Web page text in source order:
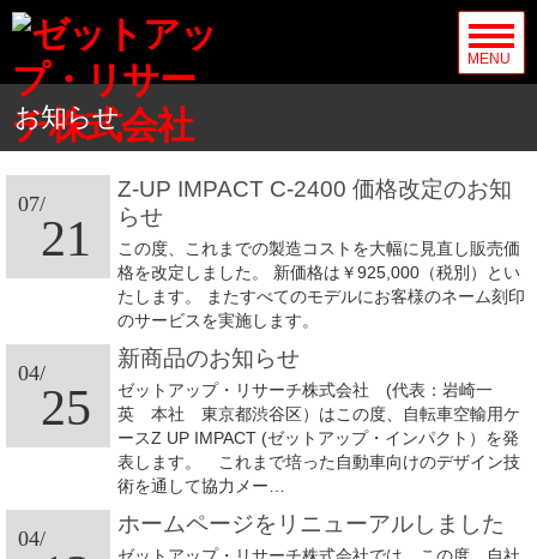
MENU
お知らせ
07/
21
Z-UP IMPACT C-2400 価格改定のお知
らせ
この度、これまでの製造コストを大幅に見直し販売価
格を改定しました。 新価格は￥925,000（税別）とい
たします。 またすべてのモデルにお客様のネーム刻印
のサービスを実施します。
04/
25
新商品のお知らせ
ゼットアップ・リサーチ株式会社 (代表：岩崎一
英 本社 東京都渋谷区）はこの度、自転車空輸用ケ
ースZ UP IMPACT (ゼットアップ・インパクト）を発
表します。 これまで培った自動車向けのデザイン技
術を通して協力メー…
04/
ホームページをリニューアルしました